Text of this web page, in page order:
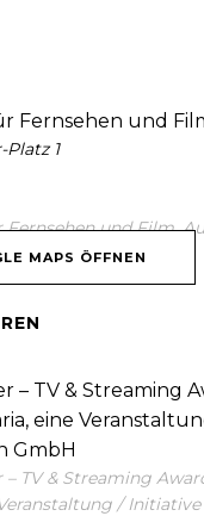
Fernsehen und
1
und Film,
MAPS ÖFFNEN
– TV & Streaming
eine
GmbH
TV & Streaming
/